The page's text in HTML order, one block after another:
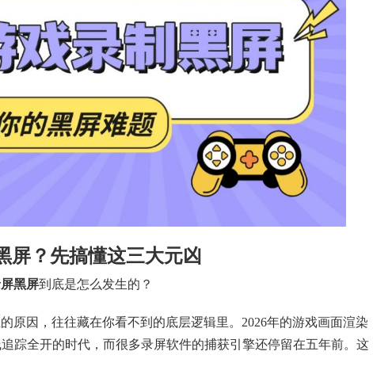
屏？先搞懂这三大元凶
黑屏到底是怎么发生的？
原因，往往藏在你看不到的底层逻辑里。2026年的游戏画面渲染
踪全开的时代，而很多录屏软件的捕获引擎还停留在五年前。这